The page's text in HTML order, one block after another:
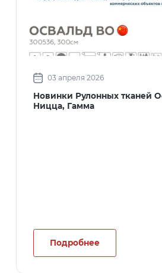
03 апреля 2026
Новинки Рулонных тканей
Ницца, Гамма
Подробнее